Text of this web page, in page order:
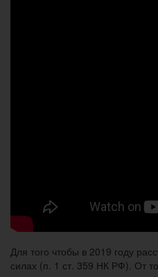
Для того чтобы в 2019 году
силах (п. 1 ст. 359 НК РФ). От